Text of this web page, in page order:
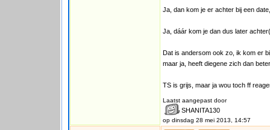
Ja, dan kom je er achter bij een
Ja, dáár kom je dan dus later
Dat is andersom ook zo, ik kom er
maar ja, heeft diegene zich dan
TS is grijs, maar ja wou toch ff
Laatst aangepast door
SHANITA130
op dinsdag 28 mei 2013, 14:57